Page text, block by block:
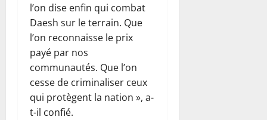
l’on dise enfin qui combat
Daesh sur le terrain. Que
l’on reconnaisse le prix
payé par nos
communautés. Que l’on
cesse de criminaliser ceux
qui protègent la nation », a-
t-il confié.